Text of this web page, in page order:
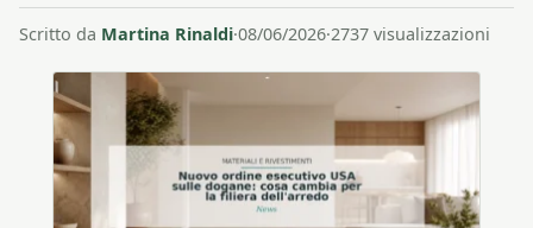
Scritto da Martina Rinaldi·08/06/2026·2737 visualizzazioni